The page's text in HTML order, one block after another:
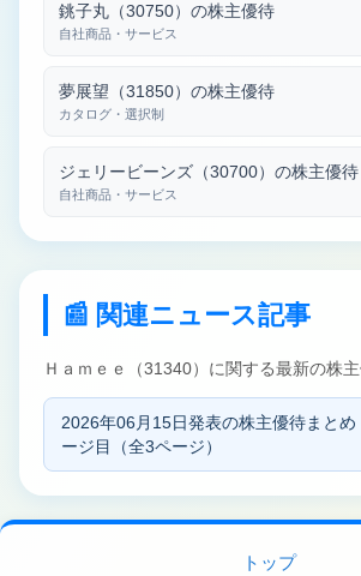
銚子丸（30750）の株主優待
自社商品・サービス
夢展望（31850）の株主優待
カタログ・選択制
ジェリービーンズ（30700）の株主優待
自社商品・サービス
📰 関連ニュース記事
Ｈａｍｅｅ（31340）に関する最新の株
2026年06月15日発表の株主優待まとめ
ージ目（全3ページ）
トップ